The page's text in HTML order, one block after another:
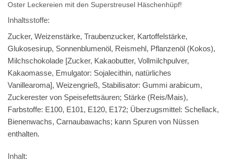
Oster Leckereien mit den Superstreusel Häschenhüpf!
Inhaltsstoffe:
Zucker, Weizenstärke, Traubenzucker, Kartoffelstärke,
Glukosesirup, Sonnenblumenöl, Reismehl, Pflanzenöl (Kokos),
Milchschokolade [Zucker, Kakaobutter, Vollmilchpulver,
Kakaomasse, Emulgator: Sojalecithin, natürliches
Vanillearoma], Weizengrieß, Stabilisator: Gummi arabicum,
Zuckerester von Speisefettsäuren; Stärke (Reis/Mais),
Farbstoffe: E100, E101, E120, E172; Überzugsmittel: Schellack,
Bienenwachs, Carnaubawachs; kann Spuren von Nüssen
enthalten.
Inhalt: